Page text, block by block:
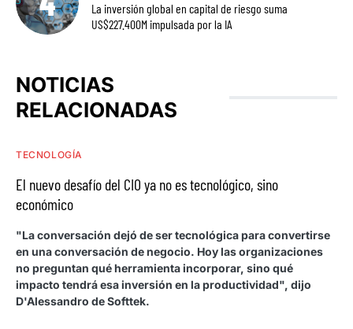
La inversión global en capital de riesgo suma
US$227.400M impulsada por la IA
NOTICIAS
RELACIONADAS
TECNOLOGÍA
El nuevo desafío del CIO ya no es tecnológico, sino
económico
"La conversación dejó de ser tecnológica para convertirse
en una conversación de negocio. Hoy las organizaciones
no preguntan qué herramienta incorporar, sino qué
impacto tendrá esa inversión en la productividad", dijo
D'Alessandro de Softtek.